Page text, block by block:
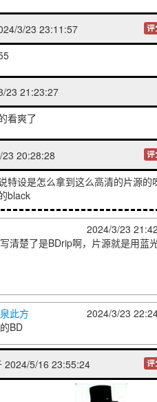
3/23 23:11:57 评
23 21:23:27
看爽了
23 20:28:28 评
特设是怎么拿到这么高清的片源的
black
2024/3/23
清楚了是BDrip啊，片源就是用蓝
2024/3/23
此方
BD
2024/5/16 23:55:24 评